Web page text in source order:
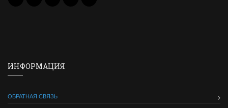
ИНФОРМАЦИЯ
ОБРАТНАЯ СВЯЗЬ